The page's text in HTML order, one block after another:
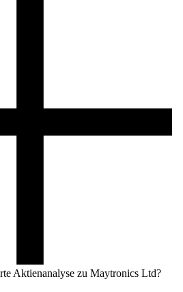
Aktienanalyse zu Maytronics Ltd?